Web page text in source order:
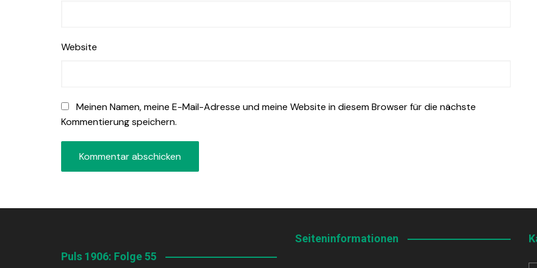
Website
Meinen Namen, meine E-Mail-Adresse und meine Website in diesem Browser für die nächste
Kommentierung speichern.
Puls 1906: Folge 55
Seiteninformationen